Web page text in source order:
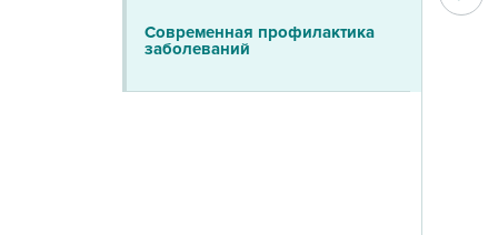
Современная профилактика
заболеваний